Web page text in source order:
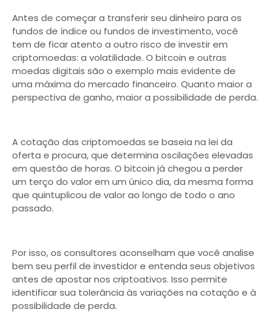
Antes de começar a transferir seu dinheiro para os
fundos de índice ou fundos de investimento, você
tem de ficar atento a outro risco de investir em
criptomoedas: a volatilidade. O bitcoin e outras
moedas digitais são o exemplo mais evidente de
uma máxima do mercado financeiro. Quanto maior a
perspectiva de ganho, maior a possibilidade de perda.
A cotação das criptomoedas se baseia na lei da
oferta e procura, que determina oscilações elevadas
em questão de horas. O bitcoin já chegou a perder
um terço do valor em um único dia, da mesma forma
que quintuplicou de valor ao longo de todo o ano
passado.
Por isso, os consultores aconselham que você analise
bem seu perfil de investidor e entenda seus objetivos
antes de apostar nos criptoativos. Isso permite
identificar sua tolerância às variações na cotação e à
possibilidade de perda.